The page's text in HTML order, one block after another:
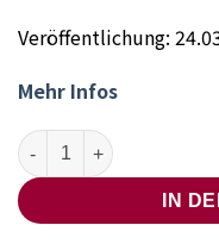
Veröffentlichung:
Mehr Infos
Sally Jo Rüedi &
IN